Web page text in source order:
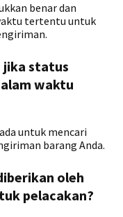
benar dan
tertentu untuk
jika status
waktu
untuk mencari
barang Anda.
oleh
pelacakan?